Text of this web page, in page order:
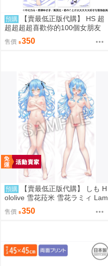
預購
【賣最低正版代購】 HS 超
超超超超喜歡你的100個女朋友
花園羽羽里 抱枕套 0828
售價 350
預購
【賣最低正版代購】 しも H
ololive 雪花菈米 雪花ラミィ Lam
y 復刻 全裸版 抱枕套 0831
售價 350